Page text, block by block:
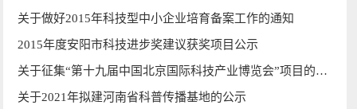
关于做好2015年科技型中小企业培育备案工作的通知
2015年度安阳市科技进步奖建议获奖项目公示
关于征集“第十九届中国北京国际科技产业博览会”项目的通知
关于2021年拟建河南省科普传播基地的公示